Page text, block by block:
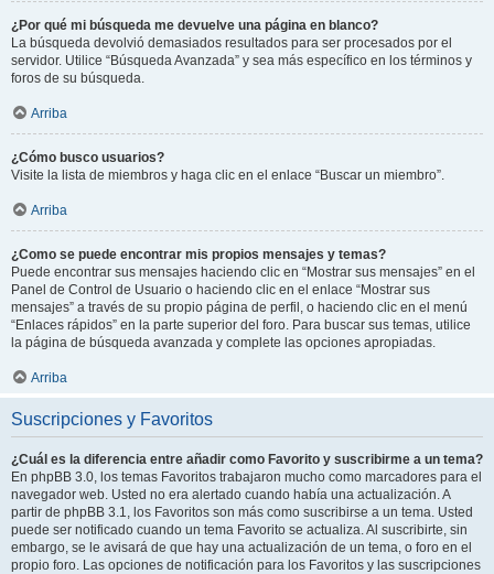
¿Por qué mi búsqueda me devuelve una página en blanco?
La búsqueda devolvió demasiados resultados para ser procesados por el
servidor. Utilice “Búsqueda Avanzada” y sea más específico en los términos y
foros de su búsqueda.
Arriba
¿Cómo busco usuarios?
Visite la lista de miembros y haga clic en el enlace “Buscar un miembro”.
Arriba
¿Como se puede encontrar mis propios mensajes y temas?
Puede encontrar sus mensajes haciendo clic en “Mostrar sus mensajes” en el
Panel de Control de Usuario o haciendo clic en el enlace “Mostrar sus
mensajes” a través de su propio página de perfil, o haciendo clic en el menú
“Enlaces rápidos” en la parte superior del foro. Para buscar sus temas, utilice
la página de búsqueda avanzada y complete las opciones apropiadas.
Arriba
Suscripciones y Favoritos
¿Cuál es la diferencia entre añadir como Favorito y suscribirme a un tema?
En phpBB 3.0, los temas Favoritos trabajaron mucho como marcadores para el
navegador web. Usted no era alertado cuando había una actualización. A
partir de phpBB 3.1, los Favoritos son más como suscribirse a un tema. Usted
puede ser notificado cuando un tema Favorito se actualiza. Al suscribirte, sin
embargo, se le avisará de que hay una actualización de un tema, o foro en el
propio foro. Las opciones de notificación para los Favoritos y las suscripciones